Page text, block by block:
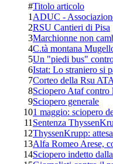
#Titolo articolo
1 ADUC -
2RSU Cantieri di Pisa
3Marchionne non
4C.tà montana
5Un "piedi bus"
6Istat: Lo straniero si
7Corteo della Rsu
8Sciopero Ataf contro
9Sciopero generale
101 maggio: sciopero
11 Sentenza
12ThyssenKrupp:
13Alfa Romeo Arese,
14Sciopero indetto